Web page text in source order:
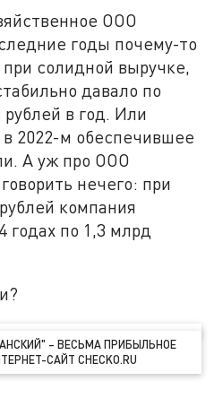
ООО
годы почему-то
солидной выручке,
давало по
в год. Или
, в 2022-м обеспечившее
А уж про ООО
нечего: при
компания
годах по 1,3 млрд
– ВЕСЬМА ПРИБЫЛЬНОЕ
САЙТ CHECKO.RU